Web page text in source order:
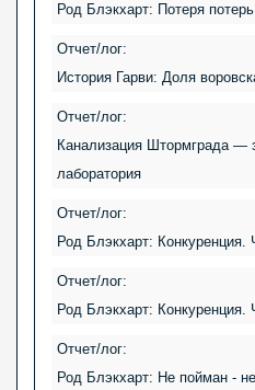
Род Блэкхарт: Потеря потерь
Отчет/лог:
История Гарви: Доля
Отчет/лог:
Канализация Штормграда —
лаборатория
Отчет/лог:
Род Блэкхарт: Конкуренция.
Отчет/лог:
Род Блэкхарт: Конкуренция.
Отчет/лог:
Род Блэкхарт: Не пойман - не